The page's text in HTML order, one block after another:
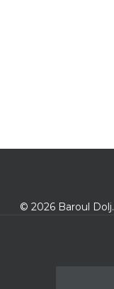
© 2026 Baroul Dolj.